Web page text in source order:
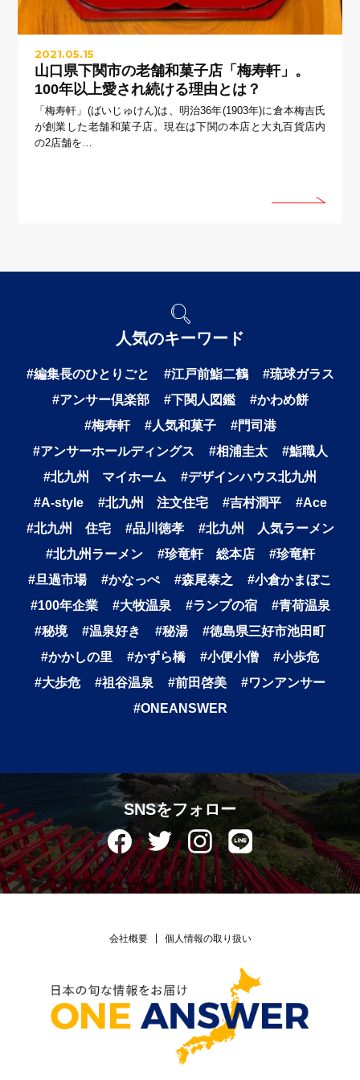
2021.05.15
山口県下関市の老舗和菓子店「梅寿軒」。
100年以上愛され続ける理由とは？
「梅寿軒」(ばいじゅけん)は、明治36年(1903年)に倉本梅吉氏
が創業した老舗和菓子店。現在は下関の本店と大丸百貨店内
の2店舗を…
人気のキーワード
#編集長のひとりごと #江戸前鮨二鶴
#琉球ガラス
#アンサー倶楽部
#下関人図鑑
#かわめ餅
#梅寿軒
#人気和菓子
#門司港
#アンサーホールディングス
#相浦圭太
#鮨職人
#北九州 マイホーム
#デザインハウス北九州
#A-style
#北九州 注文住宅 #吉村潤平
#Ace
#北九州 住宅
#品川徳孝
#北九州 人気ラーメン
#北九州ラーメン
#珍竜軒 総本店
#珍竜軒
#旦過市場
#かなっぺ #森尾泰之
#小倉かまぼこ
#100年企業
#大牧温泉 #ランプの宿
#青荷温泉
#秘境
#温泉好き #秘湯
#徳島県三好市池田町
#かかしの里
#かずら橋 #小便小僧
#小歩危
#大歩危
#祖谷温泉 #前田啓美
#ワンアンサー
#ONEANSWER
SNSをフォロー
会社概要 個人情報の取り扱い